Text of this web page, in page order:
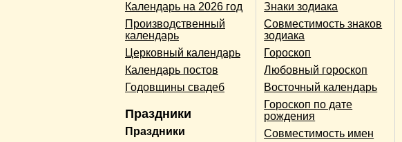
Календарь на 2026 год
Производственный
календарь
Церковный календарь
Календарь постов
Годовщины свадеб
Праздники
Праздники
Знаки зодиака
Совместимость знаков
зодиака
Гороскоп
Любовный гороскоп
Восточный календарь
Гороскоп по дате
рождения
Совместимость имен